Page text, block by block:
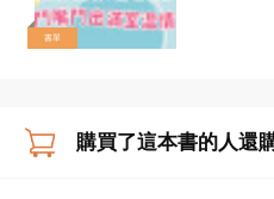
書單
購買了這本書的人還